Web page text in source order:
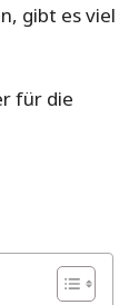
gibt es viel
für die